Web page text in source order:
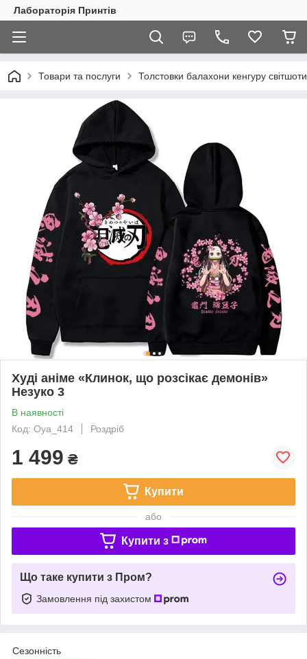
Лабораторія Принтів
Товари та послуги Толстовки балахони кенгуру світшоти
Худі аніме «Клинок, що розсікає демонів»
Незуко 3
В наявності
Код: Oya_414
Роздріб
1 499 ₴
Купити
або
Купити з
Що таке купити з Пром?
Замовлення під захистом
Сезонність